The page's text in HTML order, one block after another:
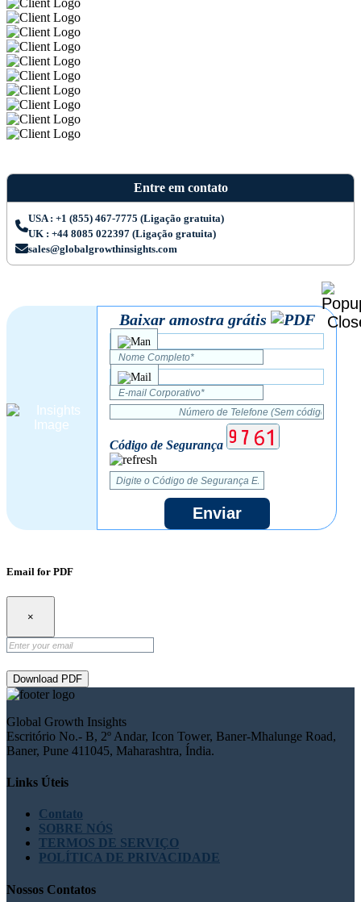
Entre em contato
USA : +1 (855) 467-7775 (Ligação gratuita)
UK : +44 8085 022397 (Ligação gratuita)
sales@globalgrowthinsights.com
Baixar amostra grátis
Código de Segurança
Enviar
Email for PDF
×
Download PDF
Global Growth Insights
Escritório No.- B, 2º Andar, Icon Tower, Baner-Mhalunge Road,
Baner, Pune 411045, Maharashtra, Índia.
Links Úteis
Contato
SOBRE NÓS
TERMOS DE SERVIÇO
POLÍTICA DE PRIVACIDADE
Nossos Contatos